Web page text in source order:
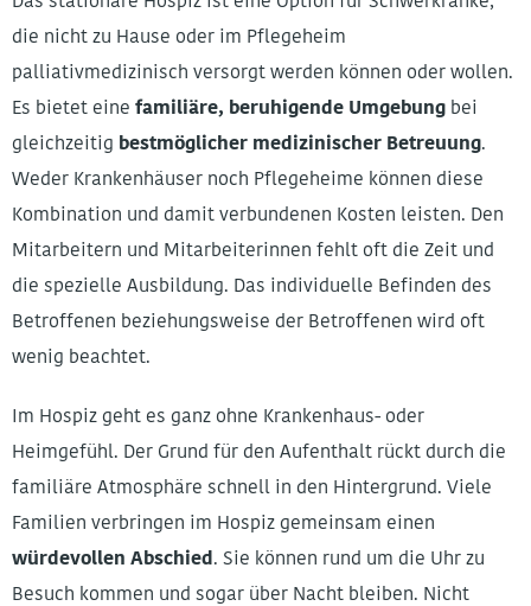
die nicht zu Hause oder im Pflegeheim
palliativmedizinisch versorgt werden können oder wollen.
Es bietet eine familiäre, beruhigende Umgebung bei
gleichzeitig bestmöglicher medizinischer Betreuung.
Weder Krankenhäuser noch Pflegeheime können diese
Kombination und damit verbundenen Kosten leisten. Den
Mitarbeitern und Mitarbeiterinnen fehlt oft die Zeit und
die spezielle Ausbildung. Das individuelle Befinden des
Betroffenen beziehungsweise der Betroffenen wird oft
wenig beachtet.
Im Hospiz geht es ganz ohne Krankenhaus- oder
Heimgefühl. Der Grund für den Aufenthalt rückt durch die
familiäre Atmosphäre schnell in den Hintergrund. Viele
Familien verbringen im Hospiz gemeinsam einen
würdevollen Abschied . Sie können rund um die Uhr zu
Besuch kommen und sogar über Nacht bleiben. Nicht